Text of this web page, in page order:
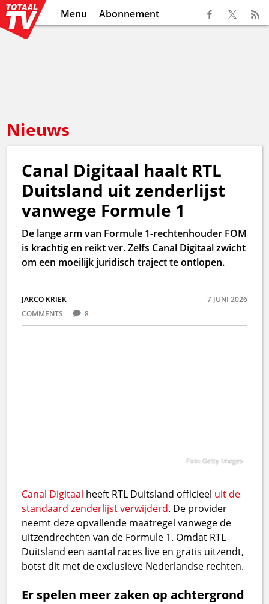
Menu Abonnement
Nieuws
Canal Digitaal haalt RTL
Duitsland uit zenderlijst
vanwege Formule 1
De lange arm van Formule 1-rechtenhouder FOM
is krachtig en reikt ver. Zelfs Canal Digitaal zwicht
om een moeilijk juridisch traject te ontlopen.
JARCO KRIEK
7 JUNI 2026
COMMENTS
8
Foto Getty Images
Canal Digitaal heeft RTL Duitsland officieel uit de
standaard zenderlijst verwijderd. De provider
neemt deze opvallende maatregel vanwege de
uitzendrechten van de Formule 1. Omdat RTL
Duitsland een aantal races live en gratis uitzendt,
botst dit met de exclusieve Nederlandse rechten.
Er spelen meer zaken op achtergrond